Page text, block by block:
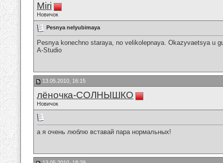
Miri
Новичок
Pesnya nelyubimaya
Pesnya konechno staraya, no velikolepnaya. Okazyvaetsya u
A-Studio
13.05.2010, 16:15
лёночка-СОЛНЫШКО
Новичок
а я очень люблю вставай пара нормальных!